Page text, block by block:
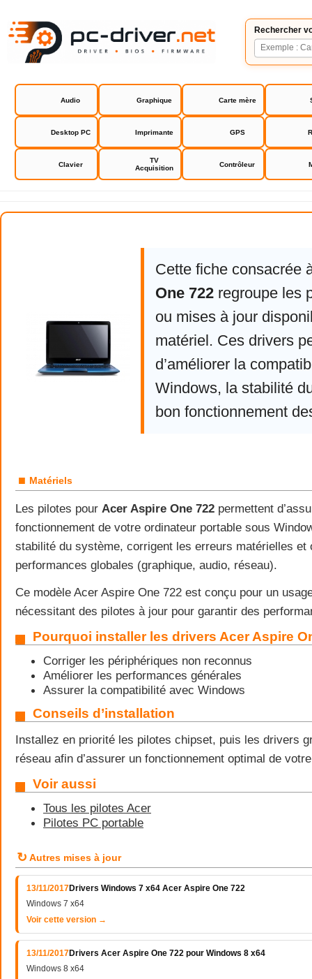
Rechercher
Audio Graphique Carte mère
Desktop PC Imprimante GPS
Clavier
TV
Acquisition
Contrôleur
Acer Aspire One 722
Cette fiche consacrée
One 722 regroupe les
ou mises à jour
matériel. Ces drivers
d’améliorer la
Windows, la stabilité
bon fonctionnement
■ Matériels
Les pilotes pour Acer Aspire One 722 permettent
fonctionnement de votre ordinateur portable sous
stabilité du système, corrigent les erreurs matérielles et
performances globales (graphique, audio, réseau).
Ce modèle Acer Aspire One 722 est conçu pour un
nécessitant des pilotes à jour pour garantir des
Pourquoi installer les drivers Acer Aspire
Corriger les périphériques non reconnus
Améliorer les performances générales
Assurer la compatibilité avec Windows
Conseils d’installation
Installez en priorité les pilotes chipset, puis les drivers
réseau afin d’assurer un fonctionnement optimal de
Voir aussi
Tous les pilotes Acer
Pilotes PC portable
↻ Autres mises à jour
13/11/2017Drivers Windows 7 x64 Acer Aspire One 722
Windows 7 x64
Voir cette version →
13/11/2017Drivers Acer Aspire One 722 pour Windows 8 x64
Windows 8 x64